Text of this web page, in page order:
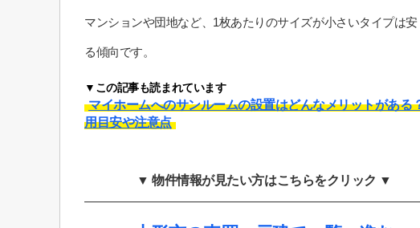
マンションや団地など、1枚あたりのサイズが小さいタイプは安
る傾向です。
▼この記事も読まれています
マイホームへのサンルームの設置はどんなメリットがある
用目安や注意点
▼ 物件情報が見たい方はこちらをクリック ▼